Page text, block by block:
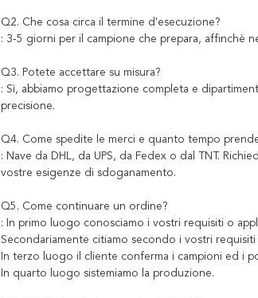
Q2. Che cosa circa il termine d'esecuzione?
: 3-5 giorni per il campione che prepara, affinchè
Q3. Potete accettare su misura?
: Sì, abbiamo progettazione completa e
precisione.
Q4. Come spedite le merci e quanto tempo
: Nave da DHL, da UPS, da Fedex o dal TNT.
vostre esigenze di sdoganamento.
Q5. Come continuare un ordine?
: In primo luogo conosciamo i vostri requisiti o
Secondariamente citiamo secondo i vostri
In terzo luogo il cliente conferma i campioni ed i
In quarto luogo sistemiamo la produzione.